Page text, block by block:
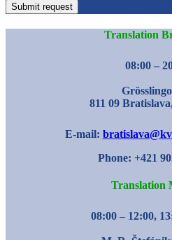
Submit request
Translation
08:00 –
811 09
E-mail:
Phone: +421
Translation
08:00 – 12:00,